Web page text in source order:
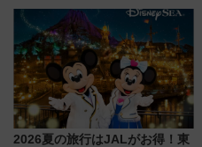
今年12月
2026夏の旅行はJALがお得！東